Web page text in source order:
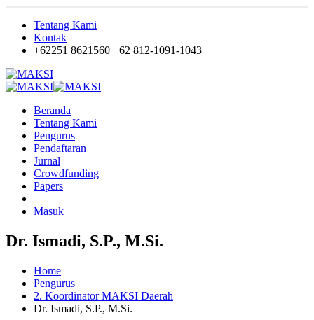
Tentang Kami
Kontak
+62251 8621560 +62 812-1091-1043
Beranda
Tentang Kami
Pengurus
Pendaftaran
Jurnal
Crowdfunding
Papers
Masuk
Dr. Ismadi, S.P., M.Si.
Home
Pengurus
2. Koordinator MAKSI Daerah
Dr. Ismadi, S.P., M.Si.